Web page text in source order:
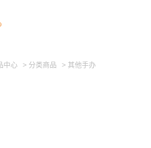
中心 > 分类商品 > 其他手办